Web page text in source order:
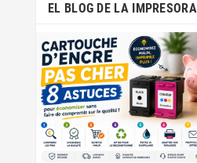
EL BLOG DE LA IMPRESORA